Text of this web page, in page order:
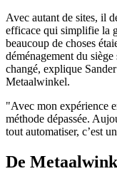
Avec autant de sites, il
efficace qui simplifie la
beaucoup de choses
déménagement du
changé, explique
Metaalwinkel.
"Avec mon expérience
méthode dépassée.
tout automatiser, c’est
De